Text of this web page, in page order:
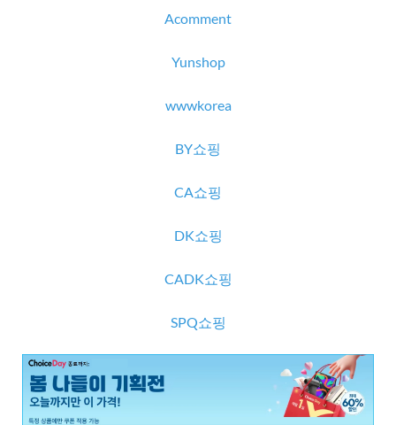
Acomment
Yunshop
wwwkorea
BY쇼핑
CA쇼핑
DK쇼핑
CADK쇼핑
SPQ쇼핑